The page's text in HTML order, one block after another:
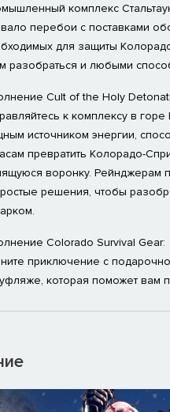
комплекс
перебои с поставками
для защиты
разобраться и любыми
Cult of the Holy
к комплексу в
источником энергии,
превратить Колорадо-
воронку. Рейнджерам
решения, чтобы
Colorado Survival Gear:
приключение с
которая поможет вам